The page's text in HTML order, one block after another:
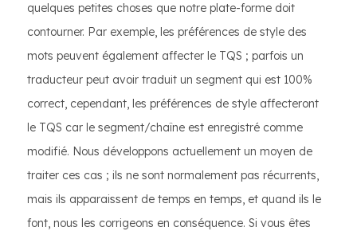
quelques petites choses que notre plate-forme doit
contourner. Par exemple, les préférences de style des
mots peuvent également affecter le TQS ; parfois un
traducteur peut avoir traduit un segment qui est 100%
correct, cependant, les préférences de style affecteront
le TQS car le segment/chaîne est enregistré comme
modifié. Nous développons actuellement un moyen de
traiter ces cas ; ils ne sont normalement pas récurrents,
mais ils apparaissent de temps en temps, et quand ils le
font, nous les corrigeons en conséquence. Si vous êtes